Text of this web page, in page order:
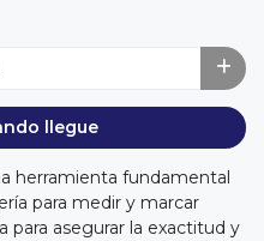
llegue
herramienta fundamental
para medir y marcar
para asegurar la exactitud y